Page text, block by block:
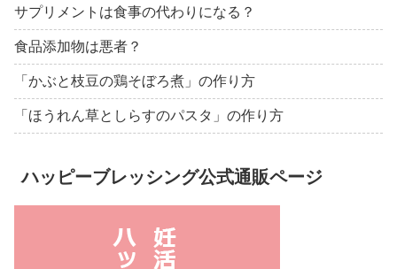
サプリメントは食事の代わりになる？
食品添加物は悪者？
「かぶと枝豆の鶏そぼろ煮」の作り方
「ほうれん草としらすのパスタ」の作り方
ハッピーブレッシング公式通販ページ